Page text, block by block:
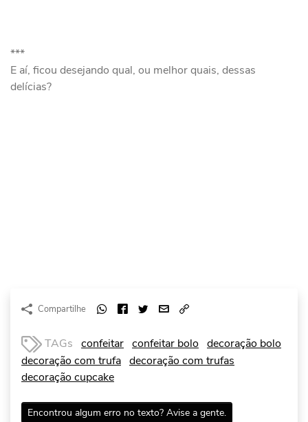
***
E aí, ficou desejando qual, ou melhor quais, dessas
delícias?
Compartilhe
TAGs confeitar confeitar bolo decoração bolo
decoração com trufa decoração com trufas
decoração cupcake
Encontrou algum erro no texto? Avise a gente.